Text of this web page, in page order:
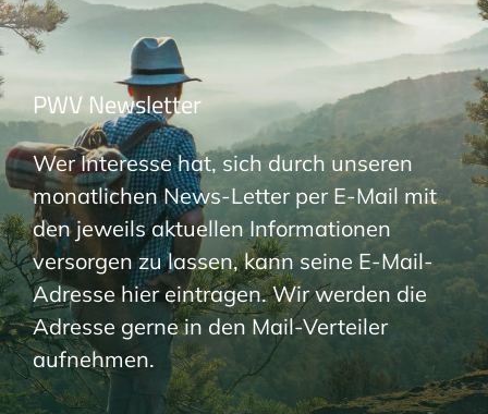
PWV Newsletter
Wer Interesse hat, sich durch unseren
monatlichen News-Letter per E-Mail mit
den jeweils aktuellen Informationen
versorgen zu lassen, kann seine E-Mail-
Adresse hier eintragen. Wir werden die
Adresse gerne in den Mail-Verteiler
aufnehmen.